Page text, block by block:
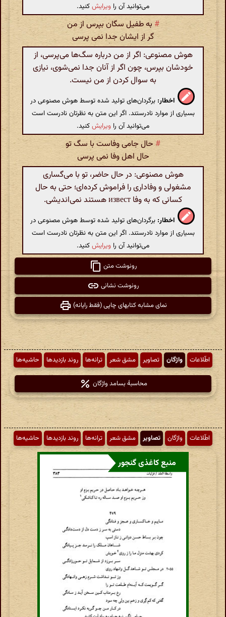
می‌توانید آن را ویرایشکنید.
# به طفیل سگان بپرس از من
گر از ایشان جدا نمی پرسی
هوش مصنوعی: اگر از من درباره سگ‌ها می‌پرسی، از
خودشان بپرس، چون اگر از آنان جدا نمی‌شوی، نیازی
به سوال کردن از من نیست.
اخطار: برگردان‌های تولید شده توسط هوش مصنوعی در
بسیاری از موارد نادرستند. اگر این متن به نظرتان نادرست است
می‌توانید آن را ویرایشکنید.
# حال جامی وفاست با سگ تو
حال اهل وفا نمی پرسی
هوش مصنوعی: در حال حاضر، تو با می‌گساری
مشغولی و وفاداری را فراموش کرده‌ای؛ حتی به حال
کسانی که به وفا извест هستند نمی‌اندیشی.
اخطار: برگردان‌های تولید شده توسط هوش مصنوعی در
بسیاری از موارد نادرستند. اگر این متن به نظرتان نادرست است
می‌توانید آن را ویرایشکنید.
رونوشت متن
رونوشت نشانی
نمای مشابه کتابهای چاپی (فقط رایانه)
اطّلاعات واژگان تصاویر مشق شعر ترانه‌ها روند بازدیدها حاشیه‌ها
محاسبهٔ بسامد واژگان
اطّلاعات واژگان تصاویر مشق شعر ترانه‌ها روند بازدیدها حاشیه‌ها
منبع کاغذی گنجور